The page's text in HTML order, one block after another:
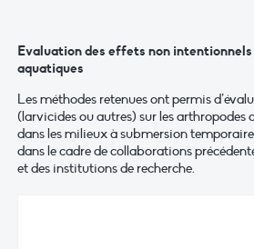
Evaluation des effets non
aquatiques
Les méthodes retenues ont permis
(larvicides ou autres) sur les arthropodes
dans les milieux à submersion
dans le cadre de collaborations
et des institutions de recherche.